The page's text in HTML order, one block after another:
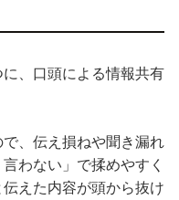
、口頭による情報共有
で、伝え損ねや聞き漏れ
わない」で揉めやすく
えた内容が頭から抜け